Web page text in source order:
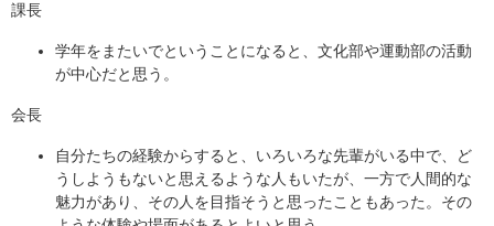
課長
学年をまたいでということになると、文化部や運動部の活動
が中心だと思う。
会長
自分たちの経験からすると、いろいろな先輩がいる中で、ど
うしようもないと思えるような人もいたが、一方で人間的な
魅力があり、その人を目指そうと思ったこともあった。その